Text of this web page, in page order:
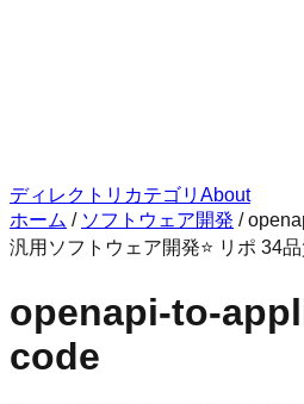
ディレクトリ カテゴリ About
ホーム / ソフトウェア開発 /
汎用 ソフトウェア開発⭐ リポ 34
openapi-to-
code